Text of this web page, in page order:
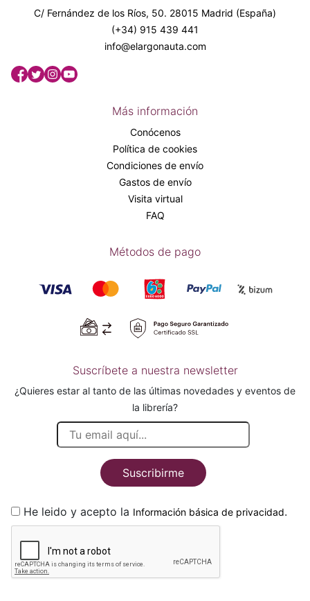
C/ Fernández de los Ríos, 50. 28015 Madrid (España)
(+34) 915 439 441
info@elargonauta.com
Más información
Conócenos
Política de cookies
Condiciones de envío
Gastos de envío
Visita virtual
FAQ
Métodos de pago
Suscríbete a nuestra newsletter
¿Quieres estar al tanto de las últimas novedades y eventos de
la librería?
Suscribirme
He leido y acepto la Información básica de privacidad.